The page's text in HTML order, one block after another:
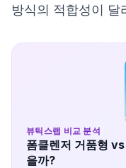
방식의 적합성이 달
뷰틱스랩 비교 분석
폼클렌저 거품형
을까?